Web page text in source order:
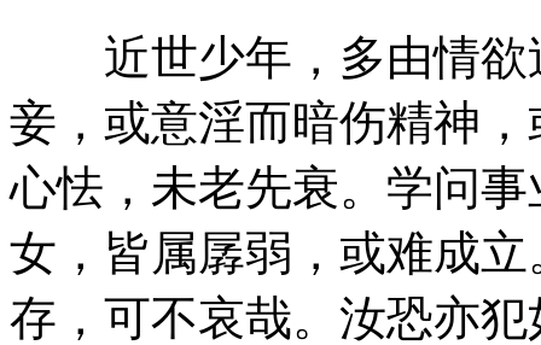
近世少年，多由情欲
妾，或意淫而暗伤精神
心怯，未老先衰。学问
女，皆属孱弱，或难成
存，可不哀哉。汝恐亦